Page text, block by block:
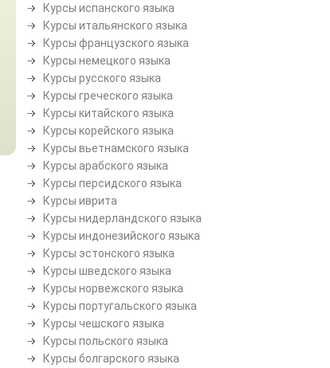
Курсы испанского языка
Курсы итальянского языка
Курсы французского языка
Курсы немецкого языка
Курсы русского языка
Курсы греческого языка
Курсы китайского языка
Курсы корейского языка
Курсы вьетнамского языка
Курсы арабского языка
Курсы персидского языка
Курсы иврита
Курсы нидерландского языка
Курсы индонезийского языка
Курсы эстонского языка
Курсы шведского языка
Курсы норвежского языка
Курсы португальского языка
Курсы чешского языка
Курсы польского языка
Курсы болгарского языка